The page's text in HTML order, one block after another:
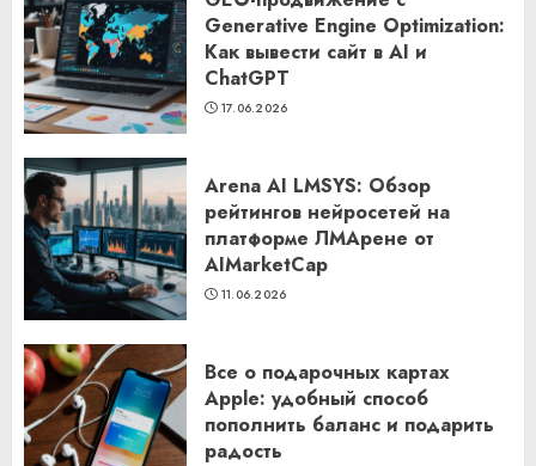
Generative Engine Optimization:
Как вывести сайт в AI и
ChatGPT
17.06.2026
Arena AI LMSYS: Обзор
рейтингов нейросетей на
платформе ЛМАрене от
AIMarketCap
11.06.2026
Все о подарочных картах
Apple: удобный способ
пополнить баланс и подарить
радость